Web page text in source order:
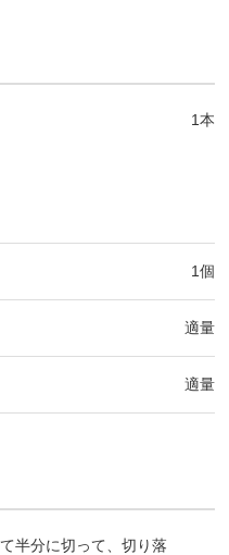
1本
1個
適量
適量
半分に切って、切り落